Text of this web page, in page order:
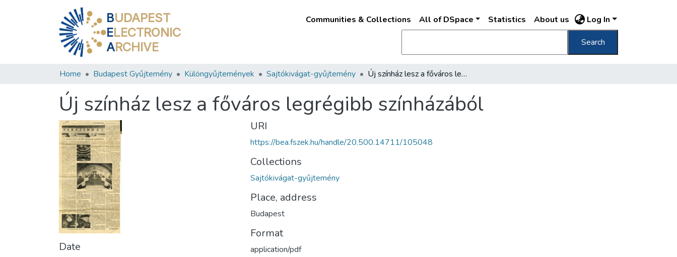
BUDAPEST
ELECTRONIC
ARCHIVE
Communities & Collections All of DSpace Statistics About us Log In
Search
Home Budapest Gyűjtemény Különgyűjtemények Sajtókivágat-gyűjtemény Új színház lesz a főváros legrégibb színházából
Új színház lesz a főváros legrégibb színházából
Date
URI
https://bea.fszek.hu/handle/20.500.14711/105048
Collections
Sajtókivágat-gyűjtemény
Place, address
Budapest
Format
application/pdf